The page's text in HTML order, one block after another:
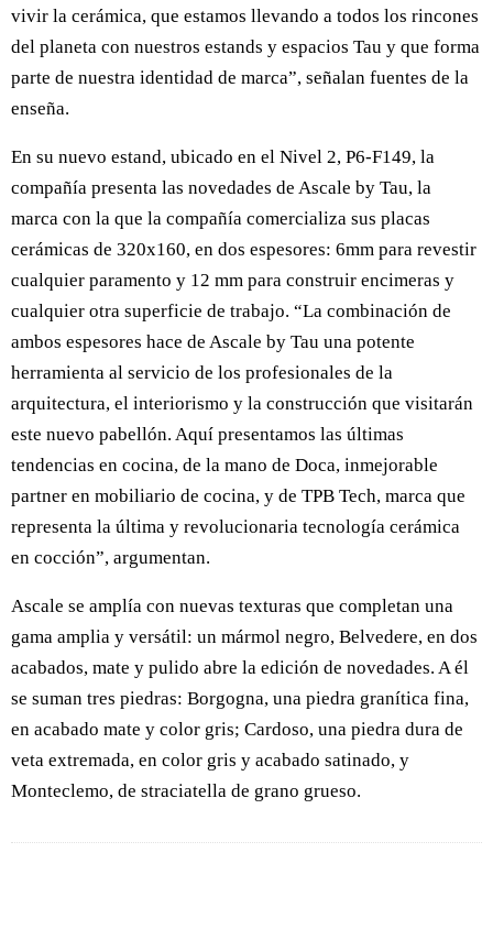
vivir la cerámica, que estamos llevando a todos los rincones
del planeta con nuestros estands y espacios Tau y que forma
parte de nuestra identidad de marca”, señalan fuentes de la
enseña.
En su nuevo estand, ubicado en el Nivel 2, P6-F149, la
compañía presenta las novedades de Ascale by Tau, la
marca con la que la compañía comercializa sus placas
cerámicas de 320x160, en dos espesores: 6mm para revestir
cualquier paramento y 12 mm para construir encimeras y
cualquier otra superficie de trabajo. “La combinación de
ambos espesores hace de Ascale by Tau una potente
herramienta al servicio de los profesionales de la
arquitectura, el interiorismo y la construcción que visitarán
este nuevo pabellón. Aquí presentamos las últimas
tendencias en cocina, de la mano de Doca, inmejorable
partner en mobiliario de cocina, y de TPB Tech, marca que
representa la última y revolucionaria tecnología cerámica
en cocción”, argumentan.
Ascale se amplía con nuevas texturas que completan una
gama amplia y versátil: un mármol negro, Belvedere, en dos
acabados, mate y pulido abre la edición de novedades. A él
se suman tres piedras: Borgogna, una piedra granítica fina,
en acabado mate y color gris; Cardoso, una piedra dura de
veta extremada, en color gris y acabado satinado, y
Monteclemo, de straciatella de grano grueso.